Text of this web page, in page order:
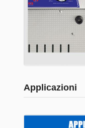
Applicazioni